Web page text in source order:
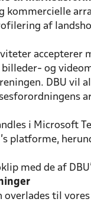
af
accepterer
og
DBU
i Microsoft
platforme,
med de af
overlades til